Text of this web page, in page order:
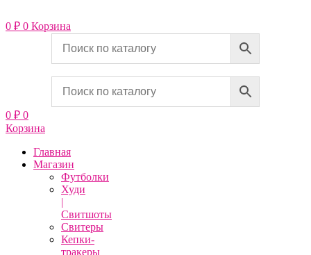
к
содержимому
0 ₽ 0 Корзина
0 ₽ 0
Корзина
Главная
Магазин
Футболки
Худи
|
Свитшоты
Свитеры
Кепки-
тракеры